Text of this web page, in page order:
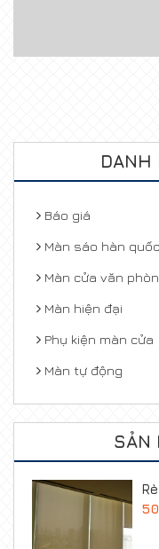
DANH
Báo giá
Màn sáo hàn quốc
Màn cửa văn
Màn hiện đại
Phụ kiện màn cửa
Màn tự động
SẢN